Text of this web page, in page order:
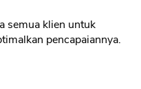
semua klien untuk
pencapaiannya.